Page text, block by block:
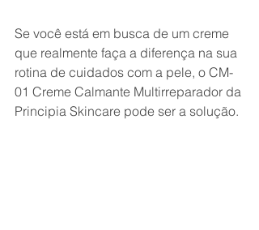
Se você está em busca de um creme
que realmente faça a diferença na sua
rotina de cuidados com a pele, o CM-
01 Creme Calmante Multirreparador da
Principia Skincare pode ser a solução.